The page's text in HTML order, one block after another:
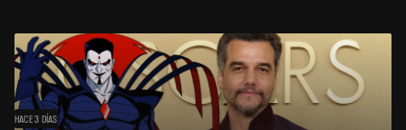
HACE 3 DÍAS